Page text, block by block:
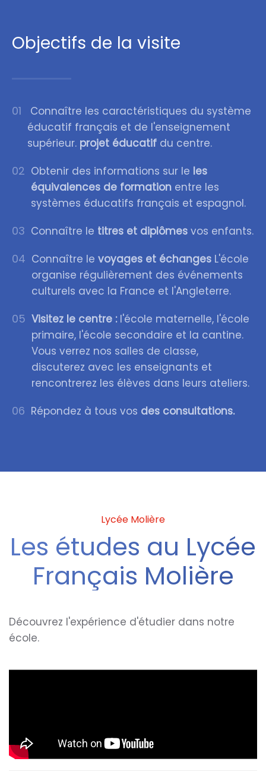
Objectifs de la visite
01
Connaître les caractéristiques du système
éducatif français et de l'enseignement
supérieur. projet éducatif du centre.
02 Obtenir des informations sur le les
équivalences de formation entre les
systèmes éducatifs français et espagnol.
03 Connaître le titres et diplômes vos enfants.
04 Connaître le voyages et échanges L'école
organise régulièrement des événements
culturels avec la France et l'Angleterre.
05 Visitez le centre :l'école maternelle, l'école
primaire, l'école secondaire et la cantine.
Vous verrez nos salles de classe,
discuterez avec les enseignants et
rencontrerez les élèves dans leurs ateliers.
06 Répondez à tous vos des consultations.
Lycée Molière
Les études au Lycée
Français Molière
Découvrez l'expérience d'étudier dans notre
école.